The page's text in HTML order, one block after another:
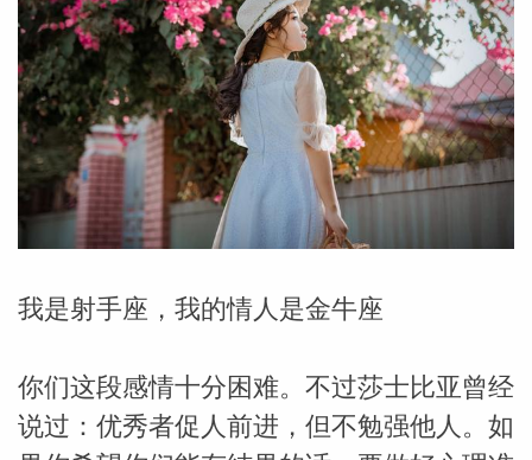
勒中文
我是射手座，我的情人是金牛座
你们这段感情十分困难。不过莎士比亚曾经
说过：优秀者促人前进，但不勉强他人。如